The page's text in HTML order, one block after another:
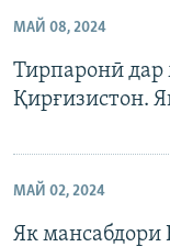
МАЙ 08, 2024
Тирпаронӣ дар
Қирғизистон.
МАЙ 02, 2024
Як мансабдори